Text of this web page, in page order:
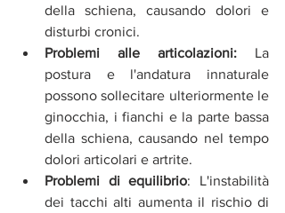
della schiena, causando dolori e
disturbi cronici.
Problemi alle articolazioni: La
postura e l'andatura innaturale
possono sollecitare ulteriormente le
ginocchia, i fianchi e la parte bassa
della schiena, causando nel tempo
dolori articolari e artrite.
Problemi di equilibrio: L'instabilità
dei tacchi alti aumenta il rischio di